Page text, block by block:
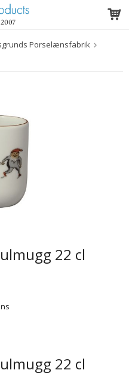
i varukorgen
Porselænsfabrik
22 cl
22 cl